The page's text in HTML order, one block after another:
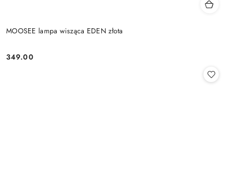
MOOSEE lampa wisząca EDEN złota
Cena:
349.00